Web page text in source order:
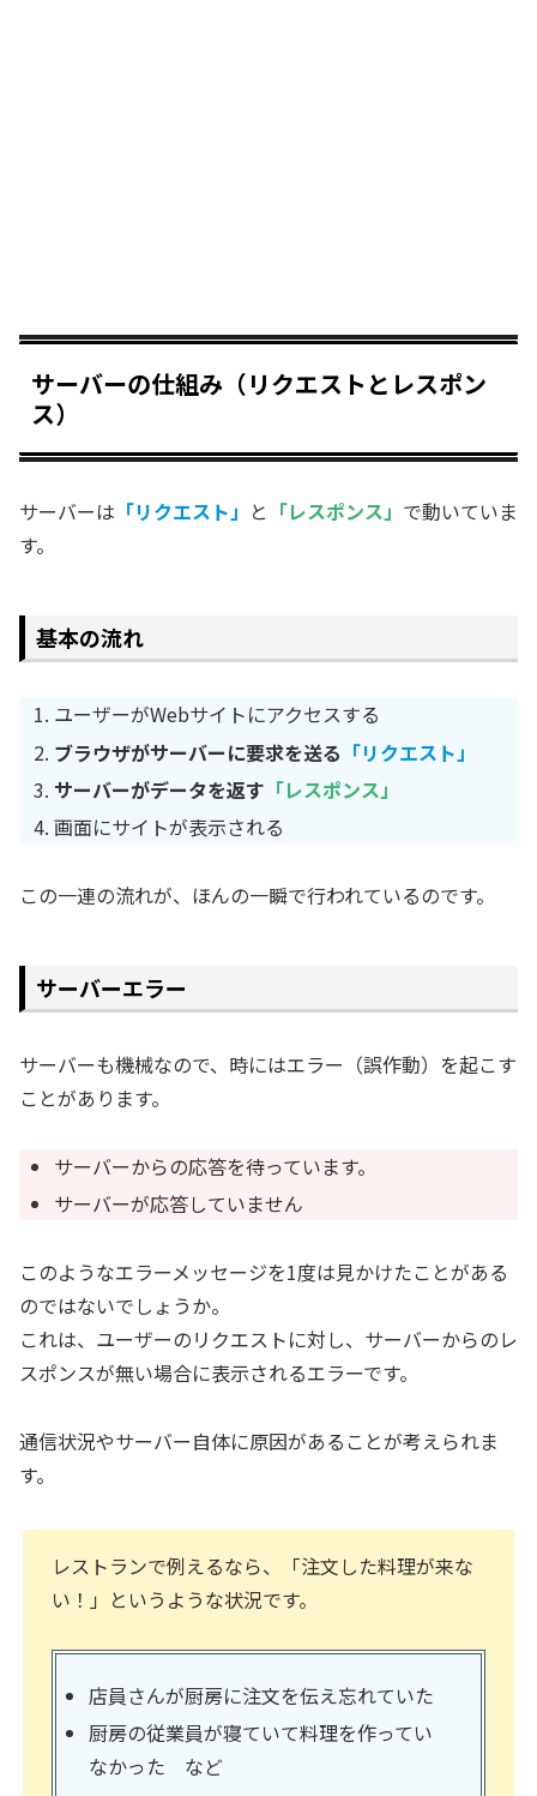
サーバーの仕組み（リクエストとレスポン
ス）
サーバーは 「リクエスト」 と 「レスポンス」 で動いていま
す。
基本の流れ
ユーザーがWebサイトにアクセスする
ブラウザがサーバーに要求を送る 「リクエスト」
サーバーがデータを返す 「レスポンス」
画面にサイトが表示される
この一連の流れが、ほんの一瞬で行われているのです。
サーバーエラー
サーバーも機械なので、時にはエラー（誤作動）を起こす
ことがあります。
サーバーからの応答を待っています。
サーバーが応答していません
このようなエラーメッセージを1度は見かけたことがある
のではないでしょうか。
これは、ユーザーのリクエストに対し、サーバーからのレ
スポンスが無い場合に表示されるエラーです。
通信状況やサーバー自体に原因があることが考えられま
す。
レストランで例えるなら、「注文した料理が来な
い！」というような状況です。
店員さんが厨房に注文を伝え忘れていた
厨房の従業員が寝ていて料理を作ってい
なかった など